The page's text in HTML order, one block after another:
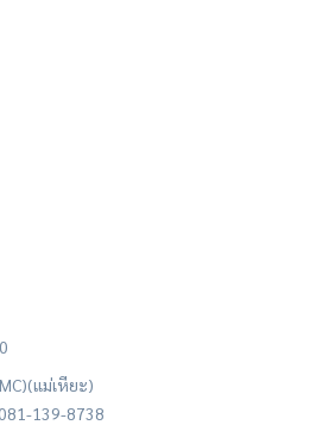
แม่เหียะ)
139-8738